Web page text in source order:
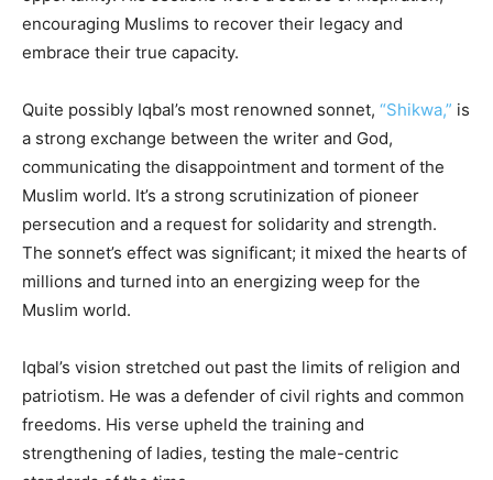
encouraging Muslims to recover their legacy and
embrace their true capacity.
Quite possibly Iqbal’s most renowned sonnet, “Shikwa,” is
a strong exchange between the writer and God,
communicating the disappointment and torment of the
Muslim world. It’s a strong scrutinization of pioneer
persecution and a request for solidarity and strength.
The sonnet’s effect was significant; it mixed the hearts of
millions and turned into an energizing weep for the
Muslim world.
Iqbal’s vision stretched out past the limits of religion and
patriotism. He was a defender of civil rights and common
freedoms. His verse upheld the training and
strengthening of ladies, testing the male-centric